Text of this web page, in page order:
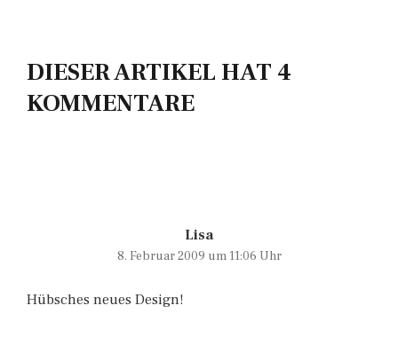
DIESER ARTIKEL HAT 4
KOMMENTARE
Lisa
8. Februar 2009 um 11:06 Uhr
Hübsches neues Design!